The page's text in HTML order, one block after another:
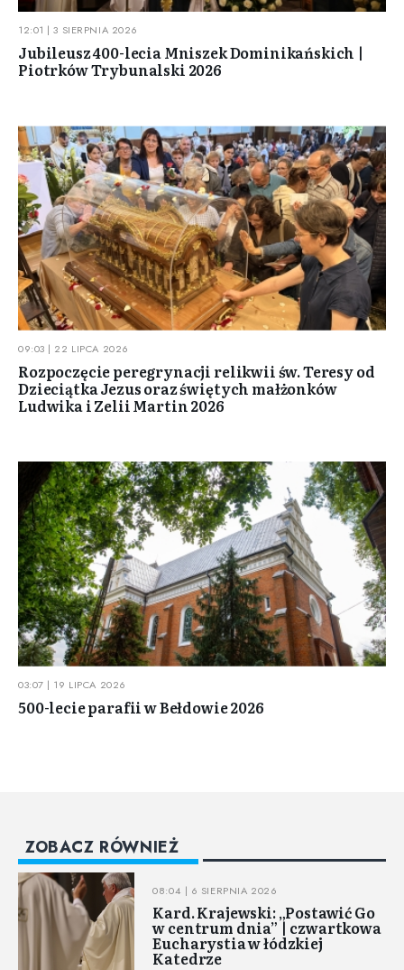
12:01 | 3 SIERPNIA 2026
Jubileusz 400-lecia Mniszek Dominikańskich |
Piotrków Trybunalski 2026
09:03 | 22 LIPCA 2026
Rozpoczęcie peregrynacji relikwii św. Teresy od
Dzieciątka Jezus oraz świętych małżonków
Ludwika i Zelii Martin 2026
03:07 | 19 LIPCA 2026
500-lecie parafii w Bełdowie 2026
ZOBACZ RÓWNIEŻ
08:04 | 6 SIERPNIA 2026
Kard. Krajewski: „Postawić Go
w centrum dnia” | czwartkowa
Eucharystia w łódzkiej
Katedrze